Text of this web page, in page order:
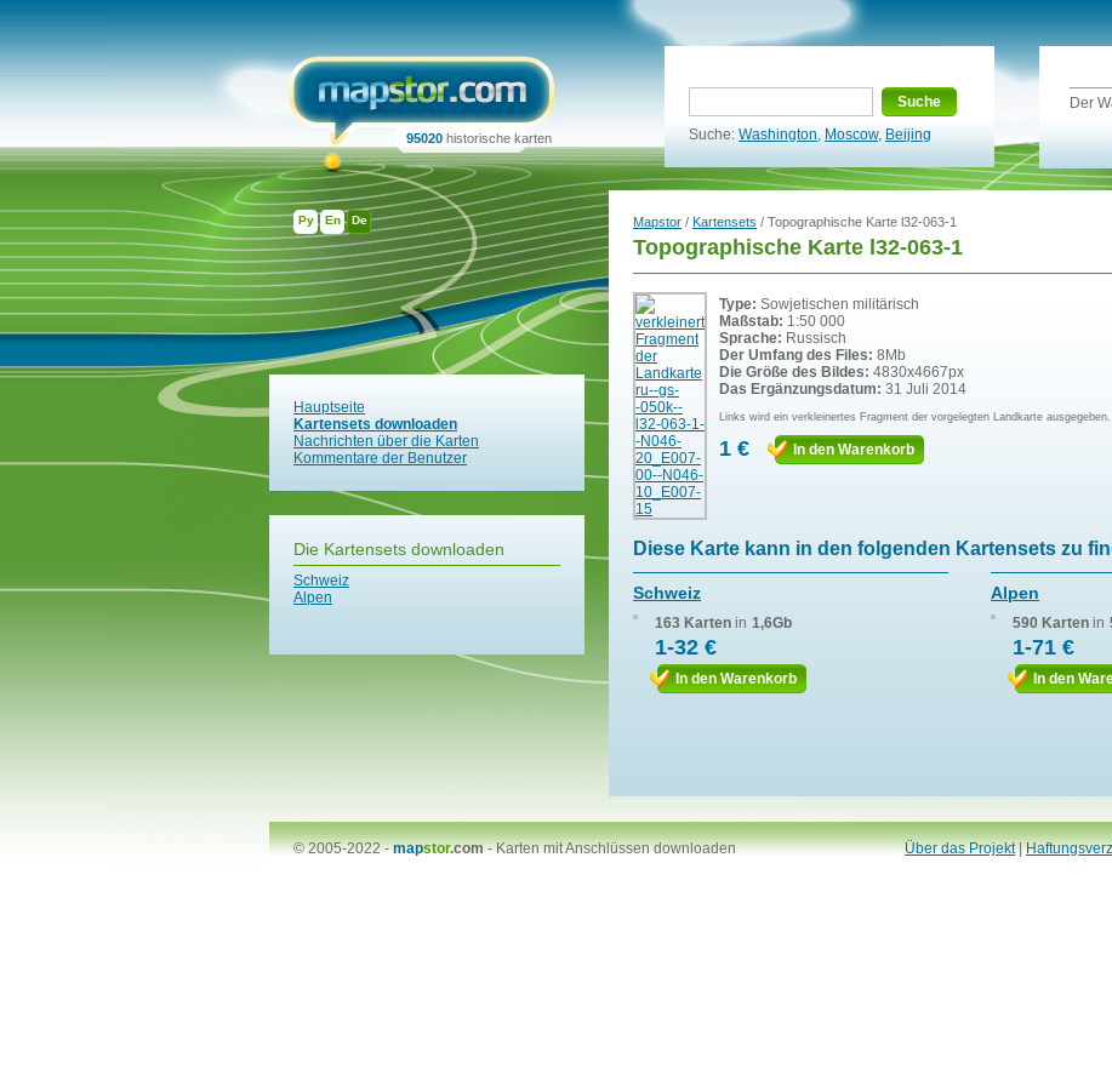
Ру En De
95020 historische karten
Suche
Suche: Washington, Moscow, Beijing
Der
Hauptseite
Kartensets downloaden
Nachrichten über die Karten
Kommentare der Benutzer
Die Kartensets downloaden
Schweiz
Alpen
Mapstor / Kartensets / Topographische Karte l32-063-1
Topographische Karte l32-063-1
Type: Sowjetischen militärisch
Maßstab: 1:50 000
Sprache: Russisch
Der Umfang des Files: 8Mb
Die Größe des Bildes: 4830x4667px
Das Ergänzungsdatum: 31 Juli 2014
Links wird ein verkleinertes Fragment der vorgelegten Landkarte ausgegeben.
1 € In den Warenkorb
Diese Karte kann in den folgenden Kartensets zu
Schweiz
163 Karten in 1,6Gb
1-32 €
In den Warenkorb
Alpen
590 Karten in
1-71 €
In den
© 2005-2022 -mapstor.com-Karten mit Anschlüssen downloaden Über das Projekt|